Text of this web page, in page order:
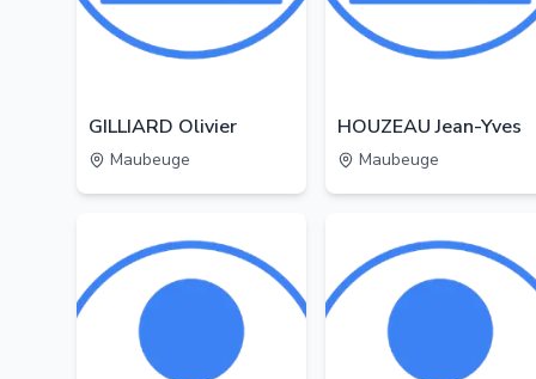
GILLIARD Olivier
Maubeuge
HOUZEAU Jean-Yves
Maubeuge